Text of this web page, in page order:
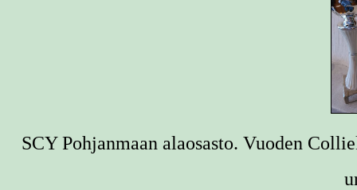
SCY Pohjanmaan alaosasto. Vuoden